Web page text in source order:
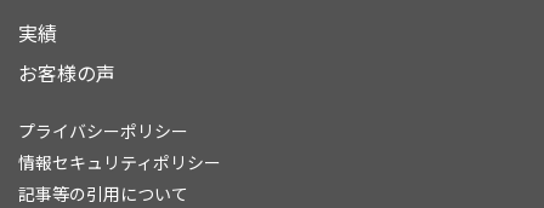
実績
お客様の声
プライバシーポリシー
情報セキュリティポリシー
記事等の引用について